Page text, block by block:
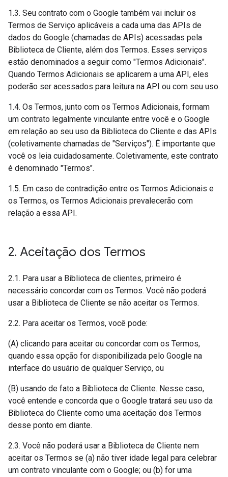
1.3. Seu contrato com o Google também vai incluir os
Termos de Serviço aplicáveis a cada uma das APIs de
dados do Google (chamadas de APIs) acessadas pela
Biblioteca de Cliente, além dos Termos. Esses serviços
estão denominados a seguir como "Termos Adicionais".
Quando Termos Adicionais se aplicarem a uma API, eles
poderão ser acessados para leitura na API ou com seu uso.
1.4. Os Termos, junto com os Termos Adicionais, formam
um contrato legalmente vinculante entre você e o Google
em relação ao seu uso da Biblioteca do Cliente e das APIs
(coletivamente chamadas de "Serviços"). É importante que
você os leia cuidadosamente. Coletivamente, este contrato
é denominado "Termos".
1.5. Em caso de contradição entre os Termos Adicionais e
os Termos, os Termos Adicionais prevalecerão com
relação a essa API.
2. Aceitação dos Termos
2.1. Para usar a Biblioteca de clientes, primeiro é
necessário concordar com os Termos. Você não poderá
usar a Biblioteca de Cliente se não aceitar os Termos.
2.2. Para aceitar os Termos, você pode:
(A) clicando para aceitar ou concordar com os Termos,
quando essa opção for disponibilizada pelo Google na
interface do usuário de qualquer Serviço, ou
(B) usando de fato a Biblioteca de Cliente. Nesse caso,
você entende e concorda que o Google tratará seu uso da
Biblioteca do Cliente como uma aceitação dos Termos
desse ponto em diante.
2.3. Você não poderá usar a Biblioteca de Cliente nem
aceitar os Termos se (a) não tiver idade legal para celebrar
um contrato vinculante com o Google; ou (b) for uma